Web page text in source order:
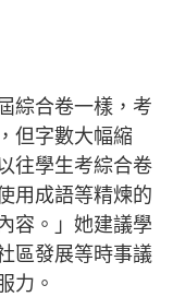
綜合卷一樣，考
但字數大幅縮
往學生考綜合卷
用成語等精煉的
容。」她建議學
區發展等時事議
力。